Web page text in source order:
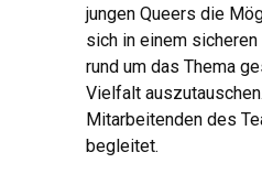
jungen Queers die
sich in einem
rund um das Thema
Vielfalt
Mitarbeitenden des
begleitet.